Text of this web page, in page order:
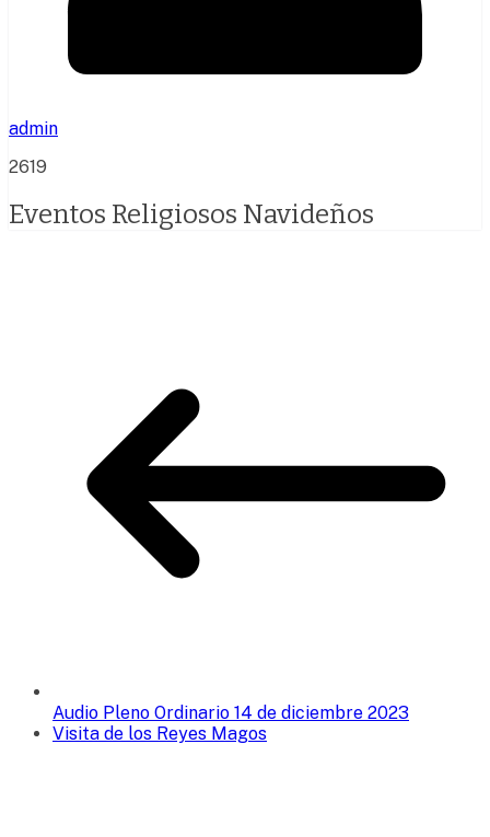
admin
2619
Eventos Religiosos Navideños
Audio Pleno Ordinario 14 de diciembre 2023
Visita de los Reyes Magos